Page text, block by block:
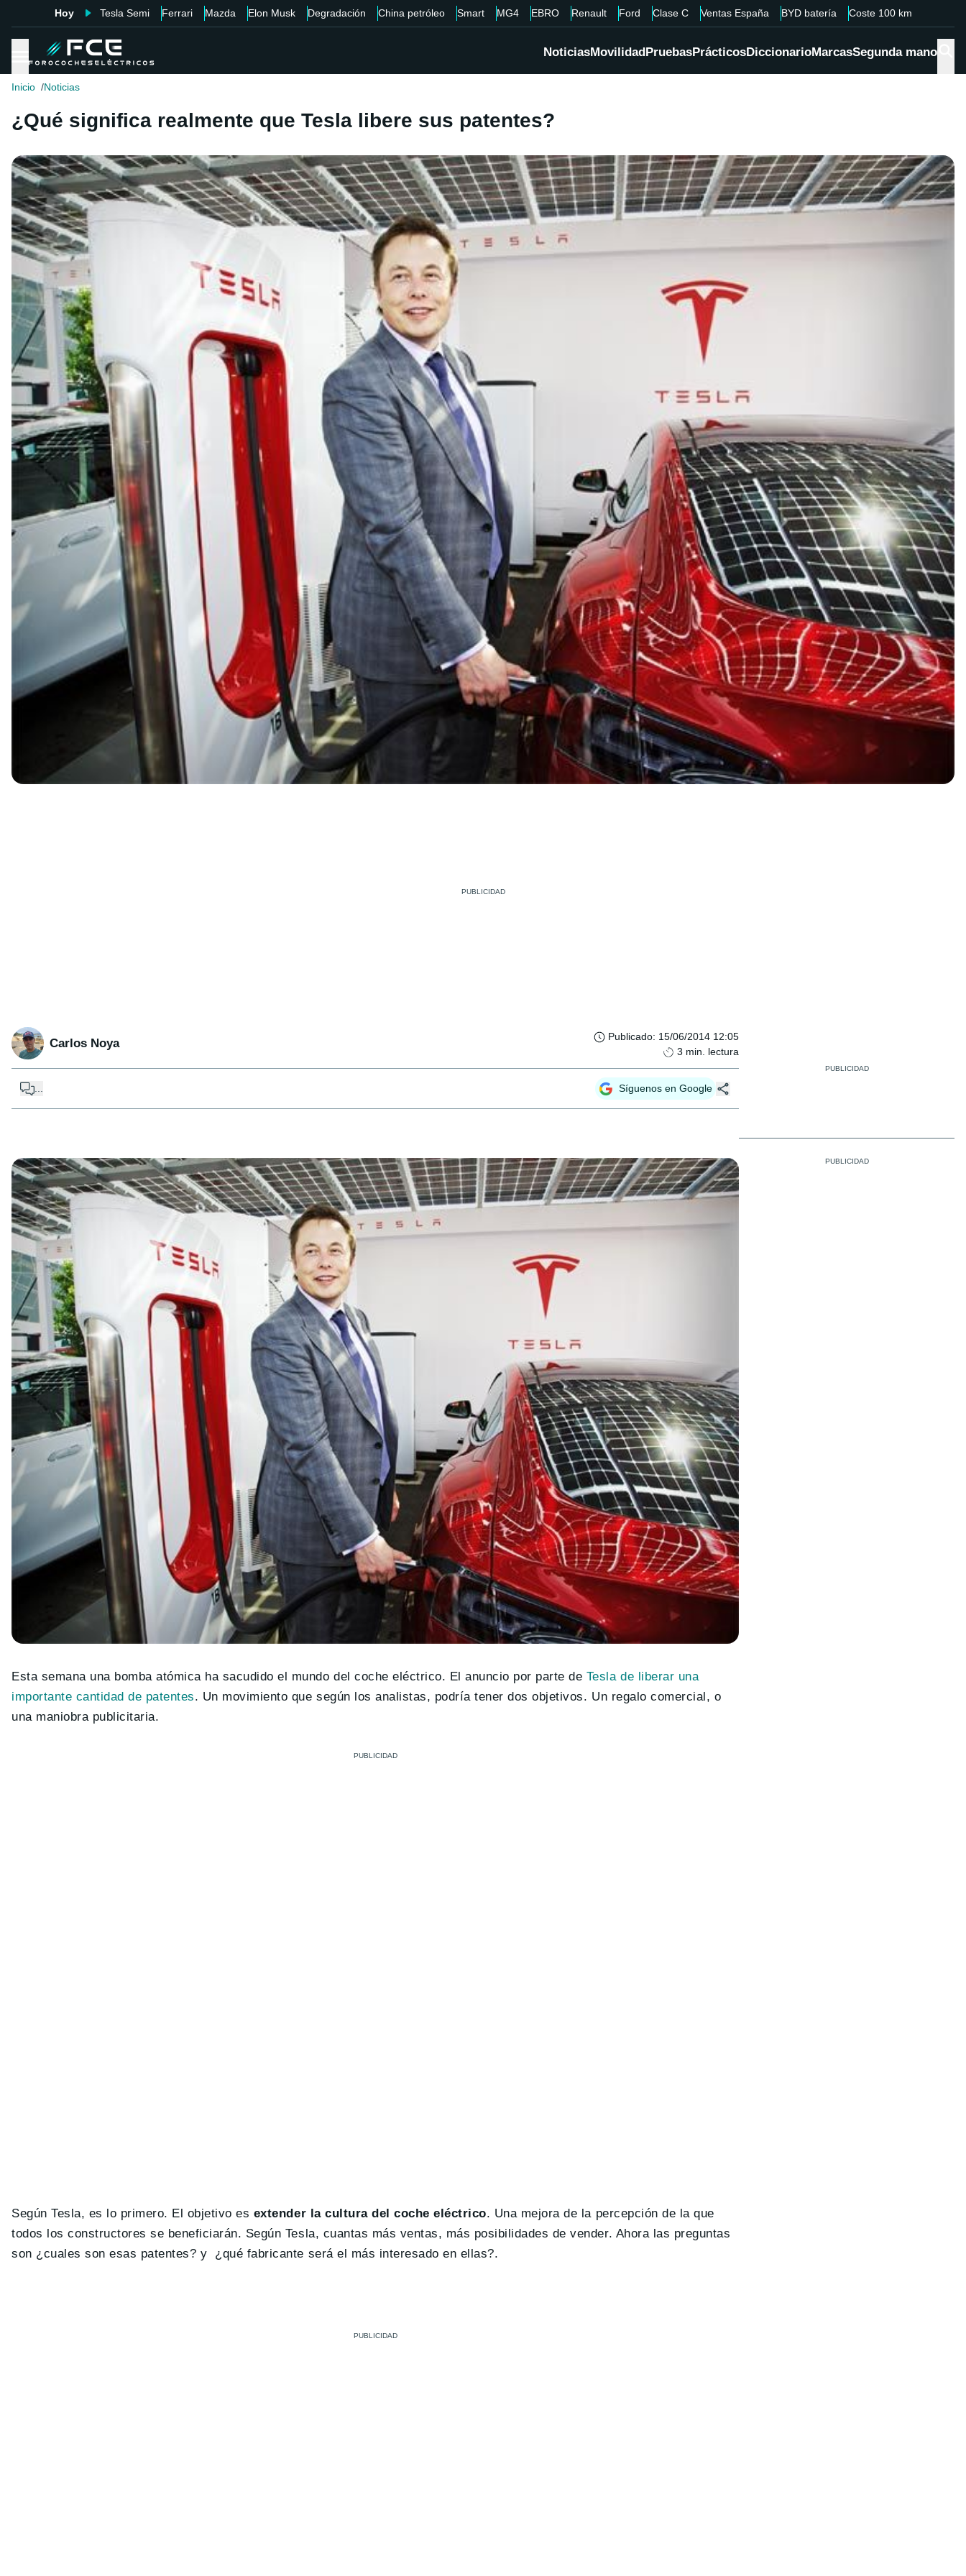
Hoy Tesla Semi Ferrari Mazda Elon Musk Degradación China petróleo Smart MG4 EBRO Renault Ford Clase C Ventas España BYD batería Coste 100 km
NoticiasMovilidadPruebasPrácticosDiccionarioMarcasSegunda mano
Inicio Noticias
¿Qué significa realmente que Tesla libere sus patentes?
Carlos Noya Publicado: 15/06/2014 12:05
3 min. lectura
... Síguenos en Google
Esta semana una bomba atómica ha sacudido el mundo del coche eléctrico. El anuncio por parte de Tesla de liberar una
importante cantidad de patentes. Un movimiento que según los analistas, podría tener dos objetivos. Un regalo comercial, o
una maniobra publicitaria.
Según Tesla, es lo primero. El objetivo es extender la cultura del coche eléctrico. Una mejora de la percepción de la que
todos los constructores se beneficiarán. Según Tesla, cuantas más ventas, más posibilidades de vender. Ahora las preguntas
son ¿cuales son esas patentes? y ¿qué fabricante será el más interesado en ellas?.